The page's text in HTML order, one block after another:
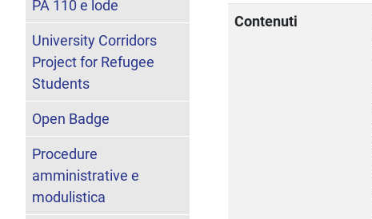
Contenuti
PA 110 e lode
University Corridors
Project for Refugee
Students
Open Badge
Procedure
amministrative e
modulistica